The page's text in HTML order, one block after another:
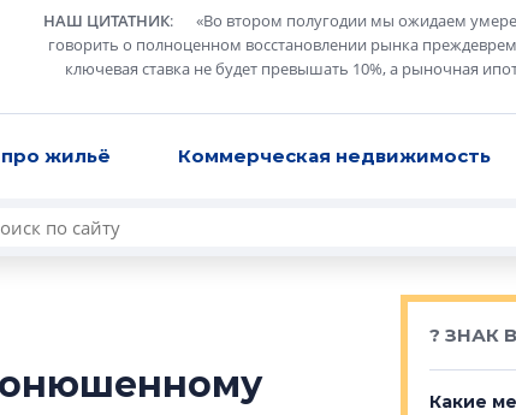
НАШ ЦИТАТНИК: «Во втором полугодии мы ожидаем
говорить о полноценном восстановлении рынка
ключевая ставка не будет превышать 10%, а рыночная
жильё Коммерческая недвижимость
? ЗНАК
Разрыв цен между первичкой и
Какие